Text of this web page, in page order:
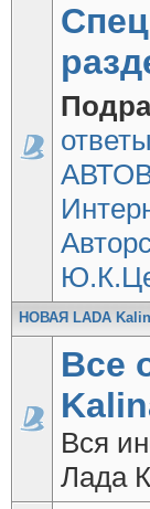
НОВАЯ LADA
Все
Вся
Лада